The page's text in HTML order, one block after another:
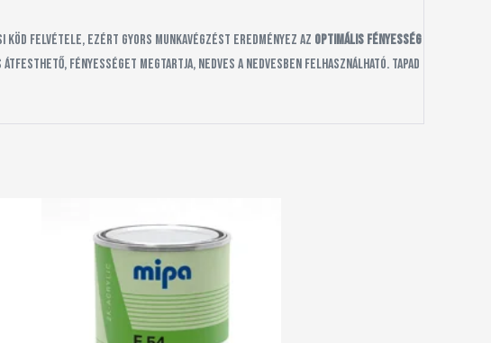
köd felvétele, ezért gyors munkavégzést eredményez az optimális fényesség
fényességet megtartja, nedves a nedvesben felhasználható. Tapad